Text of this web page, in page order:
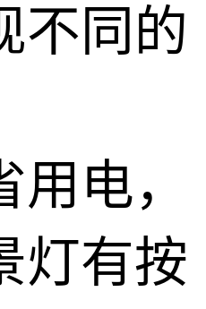
不同的
电，
灯有按